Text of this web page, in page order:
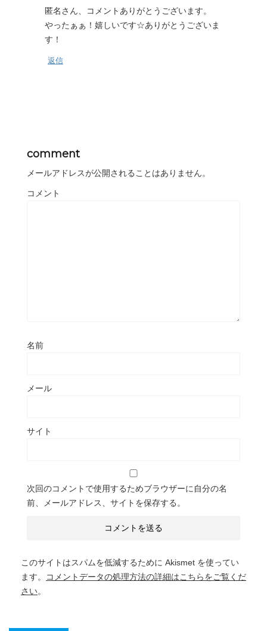
匿名さん、コメントありがとうございます。
やったぁぁ！嬉しいです☆ありがとうございま
す！
返信
comment
メールアドレスが公開されることはありません。
コメント
名前
メール
サイト
次回のコメントで使用するためブラウザーに自分の名
前、メールアドレス、サイトを保存する。
このサイトはスパムを低減するために Akismet を使ってい
ます。
コメントデータの処理方法の詳細はこちらをご覧くだ
さい。